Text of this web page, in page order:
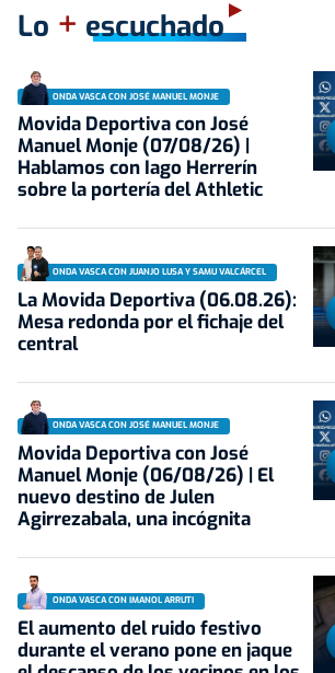
Lo + escuchado
ONDA VASCA CON JOSÉ MANUEL MONJE
Movida Deportiva con José
Manuel Monje (07/08/26) |
Hablamos con Iago Herrerín
sobre la portería del Athletic
ONDA VASCA CON JUANJO LUSA Y SAMU VALCÁRCEL
La Movida Deportiva (06.08.26):
Mesa redonda por el fichaje del
central
ONDA VASCA CON JOSÉ MANUEL MONJE
Movida Deportiva con José
Manuel Monje (06/08/26) | El
nuevo destino de Julen
Agirrezabala, una incógnita
ONDA VASCA CON IMANOL ARRUTI
El aumento del ruido festivo
durante el verano pone en jaque